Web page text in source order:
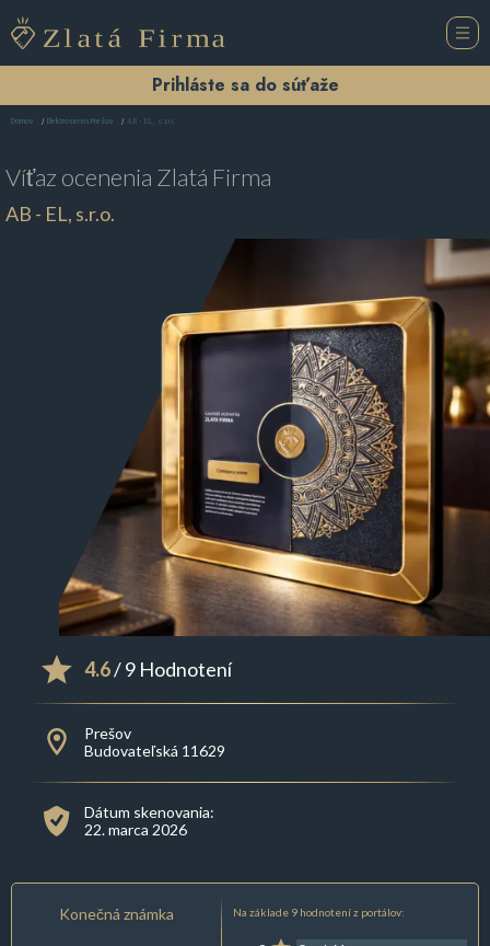
Prihláste sa do súťaže
Domov Elektroservis Prešov AB - EL, s.r.o.
Víťaz ocenenia Zlatá Firma
AB - EL, s.r.o.
4.6/ 9 Hodnotení
Prešov
Budovateľská 11629
Dátum skenovania:
22. marca 2026
Konečná známka Na základe 9 hodnotení z portálov: